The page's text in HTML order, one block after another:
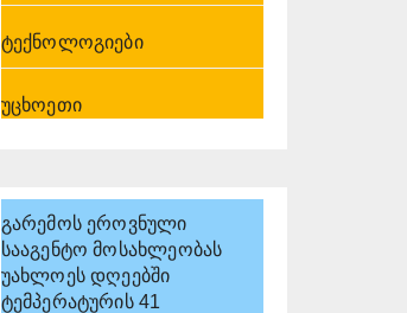
ტექნოლოგიები
უცხოეთი
გარემოს ეროვნული
სააგენტო მოსახლეობას
უახლოეს დღეებში
ტემპერატურის 41